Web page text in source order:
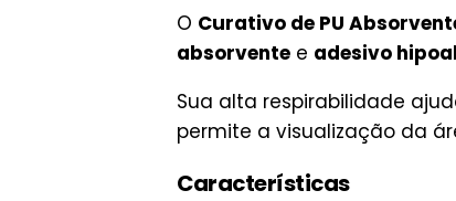
O Curativo de PU
absorvente e adesivo
Sua alta respirabilidade
permite a visualização da
Características